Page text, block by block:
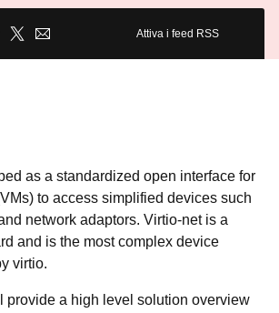
Attiva i feed RSS
as a standardized open interface for
to access simplified devices such
network adaptors. Virtio-net is a
and is the most complex device
virtio.
provide a high level solution overview